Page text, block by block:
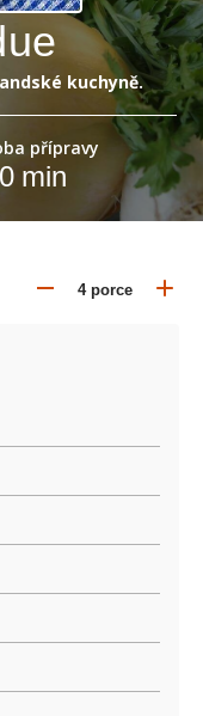
kuchyně.
přípravy
min